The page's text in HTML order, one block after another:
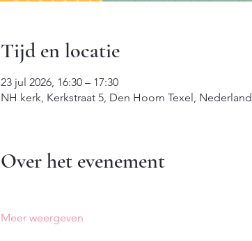
Tijd en locatie
23 jul 2026, 16:30 – 17:30
NH kerk, Kerkstraat 5, Den Hoorn Texel, Nederland
Over het evenement
Meer weergeven